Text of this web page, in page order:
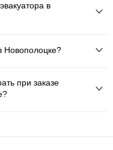
в
Новополоцке?
при заказе